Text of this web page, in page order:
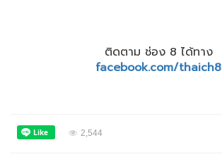
ติดตาม ช่อง 8 ได้ทาง
facebook.com/thaich8
2,544